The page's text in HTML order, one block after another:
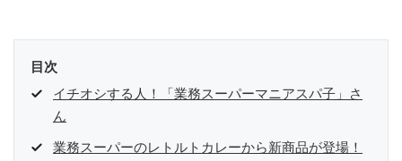
目次
イチオシする人！「業務スーパーマニアスパ子」さ
ん
業務スーパーのレトルトカレーから新商品が登場！